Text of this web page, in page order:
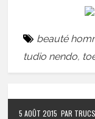
beauté
tudio nendo,
5 AOÛT 2015 PAR